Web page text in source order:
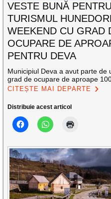
VESTE BUNĂ PENTRU
TURISMUL
WEEKEND CU GRAD
OCUPARE DE
PENTRU DEVA
Municipiul Deva a avut parte de
grad de ocupare de aproape
CITEȘTE MAI DEPARTE
Distribuie acest articol